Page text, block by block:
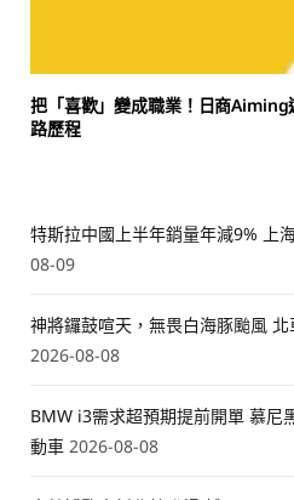
把「喜歡」變成職業！日商
路歷程
特斯拉中國上半年銷量年減9% 上
08-09
神將鑼鼓喧天，無畏白海豚颱風
2026-08-08
BMW i3需求超預期提前開單 慕尼
動車 2026-08-08